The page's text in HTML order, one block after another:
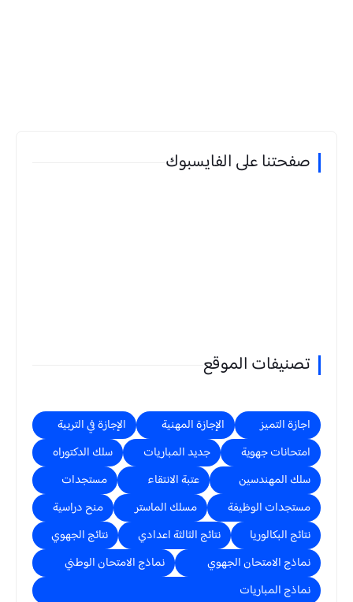
صفحتنا على الفايسبوك
تصنيفات الموقع
اجازة التميز الإجازة المهنية
الإجازة في التربية
امتحانات جهوية
جديد المباريات
سلك الدكتوراه
سلك المهندسين
عتبة الانتقاء
مستجدات
مستجدات الوظيفة
مسلك الماستر
منح دراسية
نتائج البكالوريا
نتائج الثالثة اعدادي
نتائج الجهوي
نماذج الامتحان الجهوي
نماذج الامتحان الوطني
نماذج المباريات